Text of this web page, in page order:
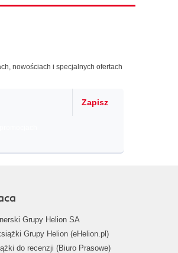
nowościach i specjalnych ofertach
Zapisz
Grupy Helion SA
Grupy Helion (eHelion.pl)
do recenzji (Biuro Prasowe)